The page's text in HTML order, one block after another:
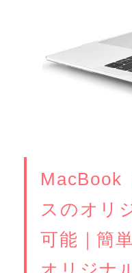
MacBook
スのオリ
可能｜簡